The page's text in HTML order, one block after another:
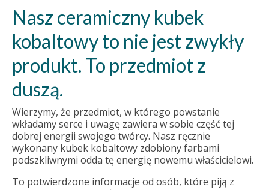
Nasz ceramiczny kubek
kobaltowy to nie jest zwykły
produkt. To przedmiot z
duszą.
Wierzymy, że przedmiot, w którego powstanie
wkładamy serce i uwagę zawiera w sobie część tej
dobrej energii swojego twórcy. Nasz ręcznie
wykonany kubek kobaltowy zdobiony farbami
podszkliwnymi odda tę energię nowemu właścicielowi.
To potwierdzone informacje od osób, które piją z